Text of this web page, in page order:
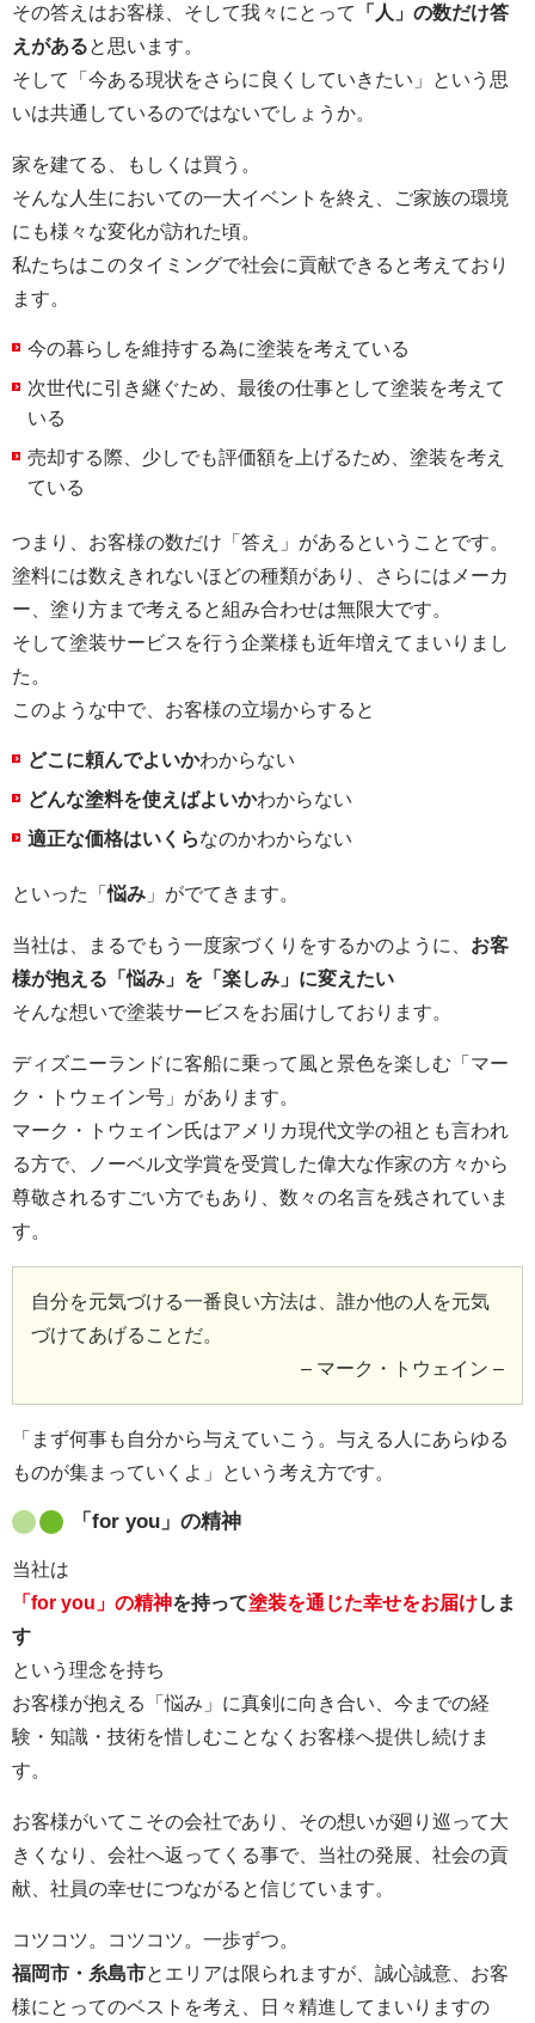
その答えはお客様、そして我々にとって
「人」の数だけ答
えがあると思います。
そして「今ある現状をさらに良くしていきたい」という思
いは共通しているのではないでしょうか。
家を建てる、もしくは買う。
そんな人生においての一大イベントを終え、ご家族の環境
にも様々な変化が訪れた頃。
私たちはこのタイミングで社会に貢献できると考えており
ます。
今の暮らしを維持する為に塗装を考えている
次世代に引き継ぐため、最後の仕事として塗装を考えて
いる
売却する際、少しでも評価額を上げるため、塗装を考え
ている
つまり、お客様の数だけ「答え」があるということです。
塗料には数えきれないほどの種類があり、さらにはメーカ
ー、塗り方まで考えると組み合わせは無限大です。
そして塗装サービスを行う企業様も近年増えてまいりまし
た。
このような中で、お客様の立場からすると
どこに頼んでよいかわからない
どんな塗料を使えばよいかわからない
適正な価格はいくらなのかわからない
といった「悩み 」がでてきます。
当社は、まるでもう一度家づくりをするかのように、 お客
様が抱える「悩み」を「楽しみ」に変えたい
そんな想いで塗装サービスをお届けしております。
ディズニーランドに客船に乗って風と景色を楽しむ「マー
ク・トウェイン号」があります。
マーク・トウェイン氏はアメリカ現代文学の祖とも言われ
る方で、ノーベル文学賞を受賞した偉大な作家の方々から
尊敬されるすごい方でもあり、数々の名言を残されていま
す。
自分を元気づける一番良い方法は、誰か他の人を元気
づけてあげることだ。
– マーク・トウェイン –
「まず何事も自分から与えていこう。与える人にあらゆる
ものが集まっていくよ」という考え方です。
「for you」の精神
当社は
「for you」の精神を持って塗装を通じた幸せをお届けしま
す
という理念を持ち
お客様が抱える「悩み」に真剣に向き合い、今までの経
験・知識・技術を惜しむことなくお客様へ提供し続けま
す。
お客様がいてこその会社であり、その想いが廻り巡って大
きくなり、会社へ返ってくる事で、当社の発展、社会の貢
献、社員の幸せにつながると信じています。
コツコツ。コツコツ。一歩ずつ。
福岡市・糸島市とエリアは限られますが、誠心誠意、お客
様にとってのベストを考え、日々精進してまいりますの